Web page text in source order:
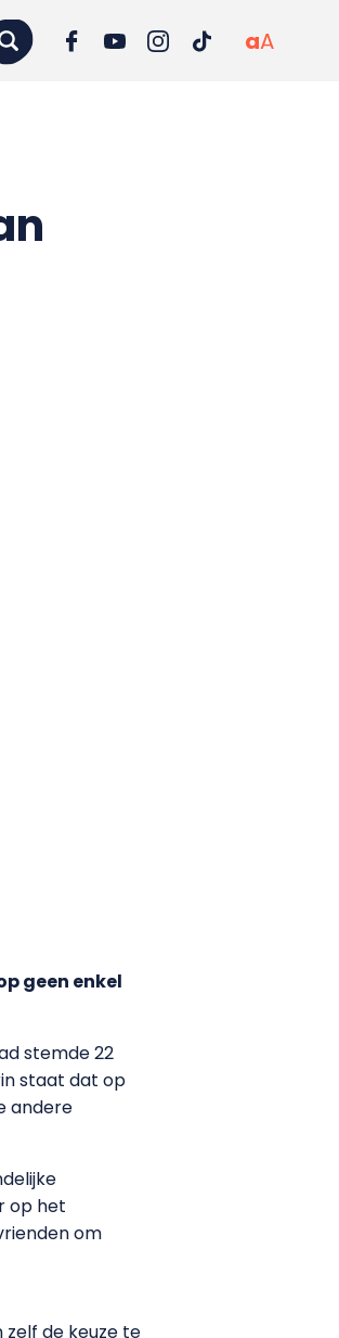
aA
geen enkel
stemde 22
staat dat op
andere
op het
om
zelf de keuze te